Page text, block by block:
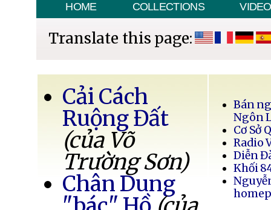
HOME COLLECTIONS VIDEO
Translate this page:
Cải Cách
Ruộng Đất
(của Võ
Trường Sơn)
Chân Dung
Bán
Ngôn
Cơ Sở
Radio
Diễn
Khối